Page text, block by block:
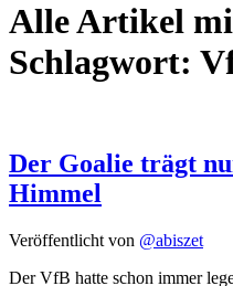
Alle Artikel
Schlagwort:
Der Goalie trägt
Himmel
Veröffentlicht von @abiszet
Der VfB hatte schon immer